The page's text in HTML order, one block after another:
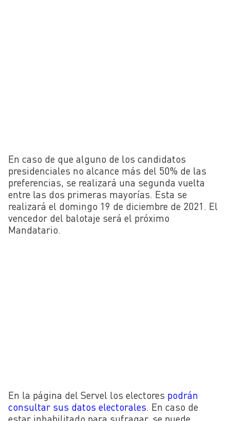
En caso de que alguno de los candidatos
presidenciales no alcance más del 50% de las
preferencias, se realizará una segunda vuelta
entre las dos primeras mayorías. Esta se
realizará el domingo 19 de diciembre de 2021. El
vencedor del balotaje será el próximo
Mandatario.
En la página del Servel los electores podrán
consultar sus datos electorales. En caso de
estar inhabilitado para sufragar, se puede